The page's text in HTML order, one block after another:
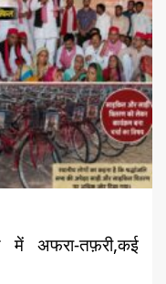
में अफरा-तफ़री,कई